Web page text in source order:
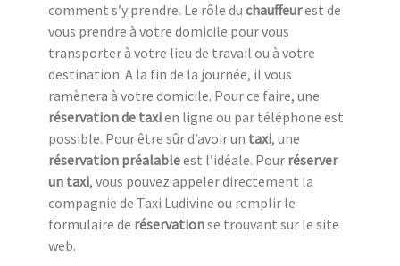
comment s’y prendre. Le rôle du chauffeurest de
vous prendre à votre domicile pour vous
transporter à votre lieu de travail ou à votre
destination. A la fin de la journée, il vous
ramènera à votre domicile. Pour ce faire, une
réservation de taxien ligne ou par téléphone est
possible. Pour être sûr d’avoir un taxi, une
réservation préalableest l’idéale. Pour réserver
un taxi, vous pouvez appeler directement la
compagnie de Taxi Ludivine ou remplir le
formulaire de réservationse trouvant sur le site
web.